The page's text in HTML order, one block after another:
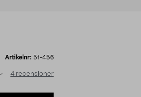
Artikelnr: 51-456
4 recensioner